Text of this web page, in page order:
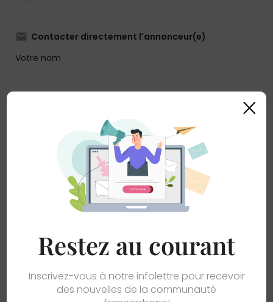
Contacter directement l'annonceur(e)
Votre nom
Votre message
Restez au courant
Inscrivez-vous à notre infolettre pour recevoir
des nouvelles de la communauté
×